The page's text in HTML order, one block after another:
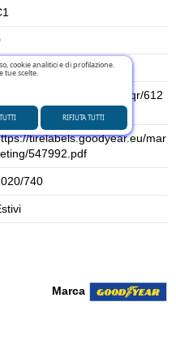
https://eprel.ec.europa.eu/qr/612
tirelabels.goodyear.eu/mar
547992.pdf
740
Marca
cookie analitici e di profilazione.
tue scelte.
RIFIUTA TUTTI